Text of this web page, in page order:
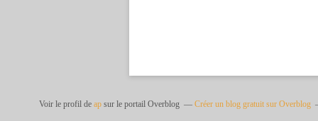
Voir le profil de ap sur le portail Overblog Créer un blog gratuit sur Overblog